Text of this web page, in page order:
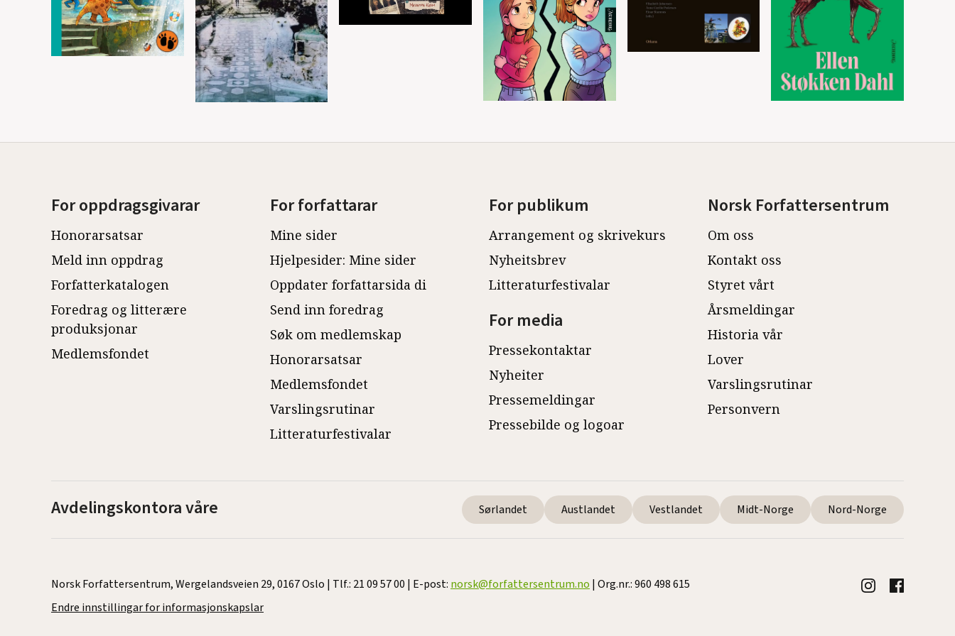
For oppdragsgivarar
Honorarsatsar
Meld inn oppdrag
Forfatterkatalogen
Foredrag og litterære
produksjonar
Medlemsfondet
For forfattarar
Mine sider
Hjelpesider: Mine sider
Oppdater forfattarsida di
Send inn foredrag
Søk om medlemskap
Honorarsatsar
Medlemsfondet
Varslingsrutinar
Litteraturfestivalar
For publikum
Arrangement og skrivekurs
Nyheitsbrev
Litteraturfestivalar
For media
Pressekontaktar
Nyheiter
Pressemeldingar
Pressebilde og logoar
Norsk Forfattersentrum
Om oss
Kontakt oss
Styret vårt
Årsmeldingar
Historia vår
Lover
Varslingsrutinar
Personvern
Avdelingskontora våre Sørlandet Austlandet Vestlandet Midt-Norge Nord-Norge
Norsk Forfattersentrum, Wergelandsveien 29, 0167 Oslo | Tlf.: 21 09 57 00 | E-post: norsk@forfattersentrum.no | Org.nr.: 960 498 615
Endre innstillingar for informasjonskapslar